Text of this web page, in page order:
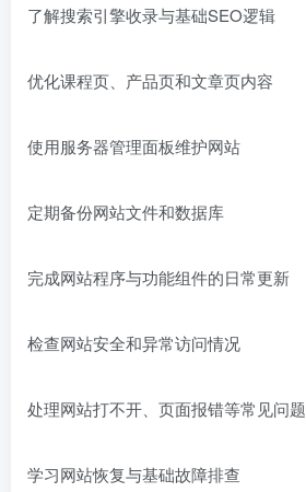
了解搜索引擎收录与基础SEO逻辑
优化课程页、产品页和文章页内容
使用服务器管理面板维护网站
定期备份网站文件和数据库
完成网站程序与功能组件的日常更新
检查网站安全和异常访问情况
处理网站打不开、页面报错等常见问题
学习网站恢复与基础故障排查